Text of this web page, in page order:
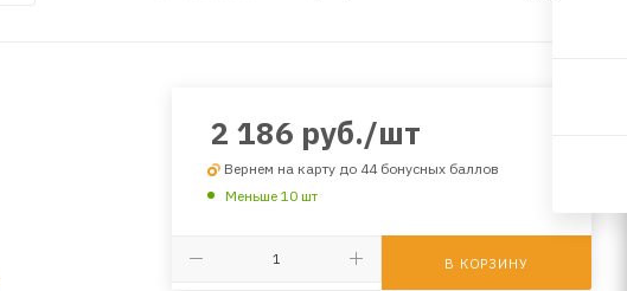
2 186 руб./шт
Вернем на карту до 44 бонусных баллов
Меньше 10 шт
В КОРЗИНУ